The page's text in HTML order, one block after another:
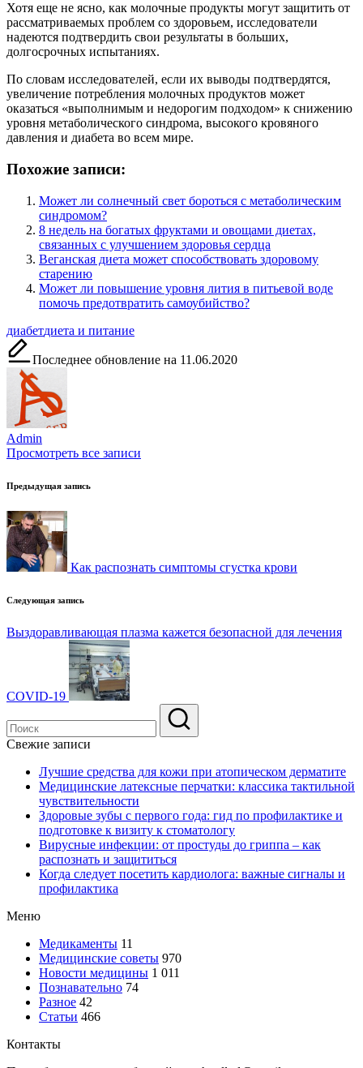
Хотя еще не ясно, как молочные продукты могут защитить от
рассматриваемых проблем со здоровьем, исследователи
надеются подтвердить свои результаты в больших,
долгосрочных испытаниях.
По словам исследователей, если их выводы подтвердятся,
увеличение потребления молочных продуктов может
оказаться «выполнимым и недорогим подходом» к снижению
уровня метаболического синдрома, высокого кровяного
давления и диабета во всем мире.
Похожие записи:
Может ли солнечный свет бороться с метаболическим
синдромом?
8 недель на богатых фруктами и овощами диетах,
связанных с улучшением здоровья сердца
Веганская диета может способствовать здоровому
старению
Может ли повышение уровня лития в питьевой воде
помочь предотвратить самоубийство?
Метки:
диабетдиета и питание
Последнее обновление на 11.06.2020
Admin
Просмотреть все записи
Навигация
по
записям
Предыдущая запись
Как распознать симптомы сгустка крови
Следующая запись
Выздоравливающая плазма кажется безопасной для лечения
COVID-19
Свежие записи
Лучшие средства для кожи при атопическом дерматите
Медицинские латексные перчатки: классика тактильной
чувствительности
Здоровые зубы с первого года: гид по профилактике и
подготовке к визиту к стоматологу
Вирусные инфекции: от простуды до гриппа – как
распознать и защититься
Когда следует посетить кардиолога: важные сигналы и
профилактика
Меню
Медикаменты 11
Медицинские советы 970
Новости медицины 1 011
Познавательно 74
Разное 42
Статьи 466
Контакты